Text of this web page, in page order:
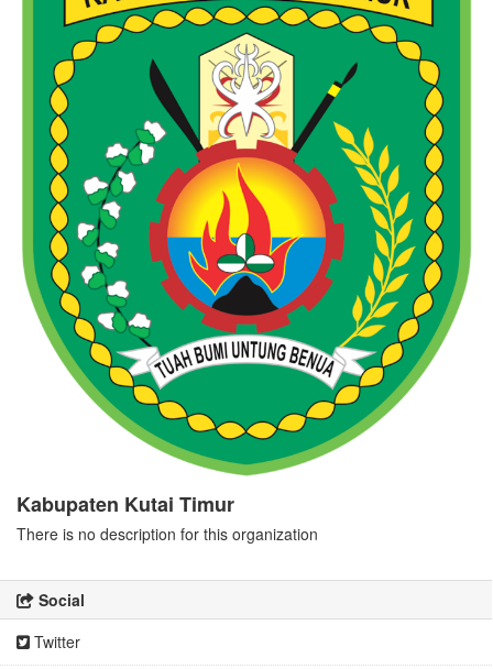
Kabupaten Kutai Timur
There is no description for this organization
Social
Twitter